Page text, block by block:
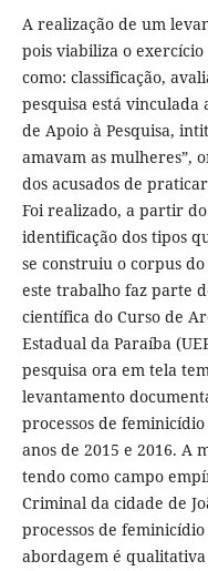
A realização de um
pois viabiliza o exercício
como: classificação,
pesquisa está
de Apoio à Pesquisa,
amavam as mulheres”,
dos acusados de
Foi realizado, a partir
identificação dos tipos
se construiu o corpus
este trabalho faz parte
científica do Curso de
Estadual da Paraíba
pesquisa ora em tela
levantamento
processos de
anos de 2015 e 2016. A
tendo como campo
Criminal da cidade de
processos de
abordagem é